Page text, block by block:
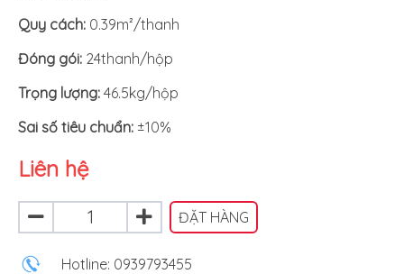
Quy cách: 0.39m²/thanh
Đóng gói: 24thanh/hộp
Trọng lượng: 46.5kg/hộp
Sai số tiêu chuẩn: ±10%
Liên hệ
ĐẶT HÀNG
Hotline: 0939793455